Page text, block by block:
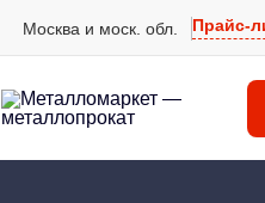
Москва и моск. обл. Прайс-